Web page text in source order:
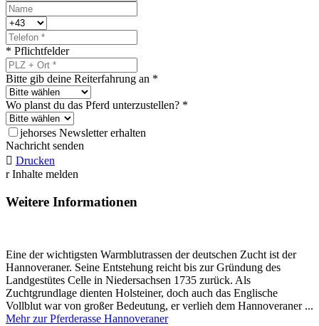
* Pflichtfelder
Bitte gib deine Reiterfahrung an *
Wo planst du das Pferd unterzustellen? *
jehorses Newsletter erhalten
Nachricht senden
 Drucken
r Inhalte melden
Weitere Informationen
Eine der wichtigsten Warmblutrassen der deutschen Zucht ist der
Hannoveraner. Seine Entstehung reicht bis zur Gründung des
Landgestütes Celle in Niedersachsen 1735 zurück. Als
Zuchtgrundlage dienten Holsteiner, doch auch das Englische
Vollblut war von großer Bedeutung, er verlieh dem Hannoveraner ...
Mehr zur Pferderasse Hannoveraner